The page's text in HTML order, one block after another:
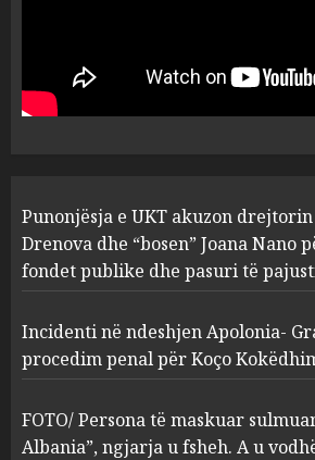
1
“bosen” Joana
abuzim me
pasuri të
2
Apolonia-
procedim
Kokëdhimën
MARCH 27, 2025
FOTO/
sulmuan
ngjarja u
serverat?
Punonjësja e UKT akuzon
Drenova dhe “bosen” Joana Nano
fondet publike dhe pasuri të
Incidenti në ndeshjen Apolonia-
procedim penal për Koço
FOTO/ Persona të maskuar
Albania”, ngjarja u fsheh. A u